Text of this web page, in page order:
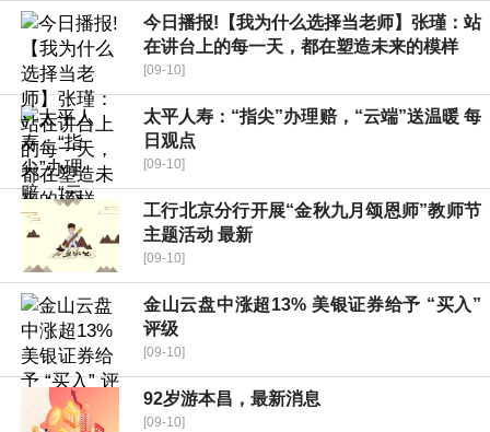
今日播报!【我为什么选择当老师】张瑾：站
在讲台上的每一天，都在塑造未来的模样
[09-10]
太平人寿：“指尖”办理赔，“云端”送温暖 每
日观点
[09-10]
工行北京分行开展“金秋九月颂恩师”教师节
主题活动 最新
[09-10]
金山云盘中涨超13% 美银证券给予 “买入”
评级
[09-10]
92岁游本昌，最新消息
[09-10]